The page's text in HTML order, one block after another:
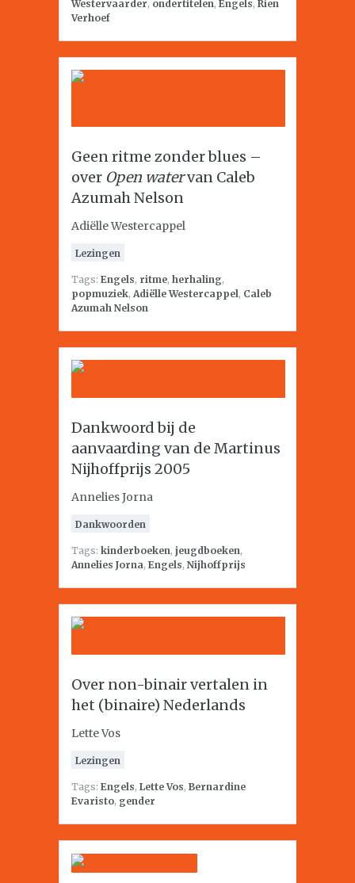
Westervaarder, ondertitelen, Engels, Rien
Verhoef
Geen ritme zonder blues –
over Open watervan Caleb
Azumah Nelson
Adiëlle Westercappel
Lezingen
Tags: Engels, ritme, herhaling,
popmuziek, Adiëlle Westercappel, Caleb
Azumah Nelson
Dankwoord bij de
aanvaarding van de Martinus
Nijhoffprijs 2005
Annelies Jorna
Dankwoorden
Tags: kinderboeken, jeugdboeken,
Annelies Jorna, Engels, Nijhoffprijs
Over non-binair vertalen in
het (binaire) Nederlands
Lette Vos
Lezingen
Tags: Engels, Lette Vos, Bernardine
Evaristo, gender